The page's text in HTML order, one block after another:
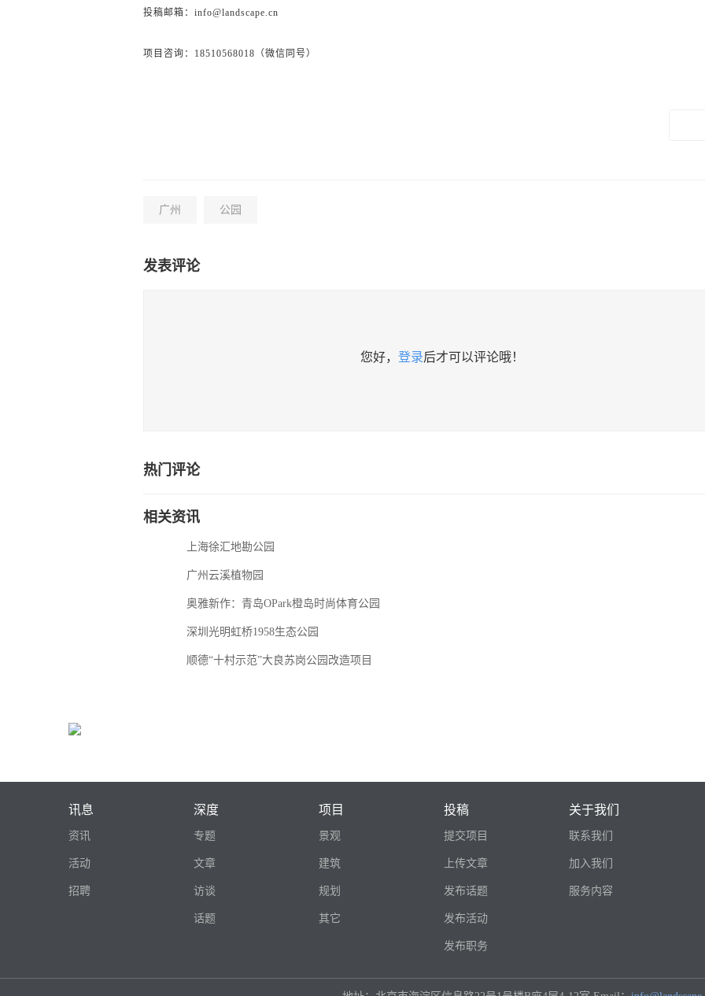
投稿邮箱：info@landscape.cn
项目咨询：18510568018（微信同号）
广州 公园
发表评论
您好， 登录后才可以评论哦！
热门评论
相关资讯
上海徐汇地勘公园
广州云溪植物园
奥雅新作：青岛OPark橙岛时尚体育公园
深圳光明虹桥1958生态公园
顺德“十村示范”大良苏岗公园改造项目
讯息
资讯
活动
招聘
深度
专题
文章
访谈
话题
项目
景观
建筑
规划
其它
投稿
提交项目
上传文章
发布话题
发布活动
发布职务
关于我们
联系我们
加入我们
服务内容